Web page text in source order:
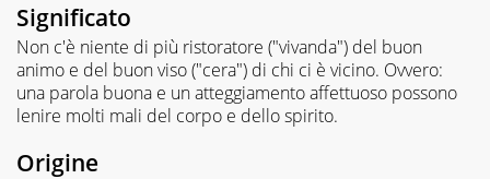
Significato
Non c'è niente di più ristoratore ("vivanda") del buon
animo e del buon viso ("cera") di chi ci è vicino. Ovvero:
una parola buona e un atteggiamento affettuoso possono
lenire molti mali del corpo e dello spirito.
Origine